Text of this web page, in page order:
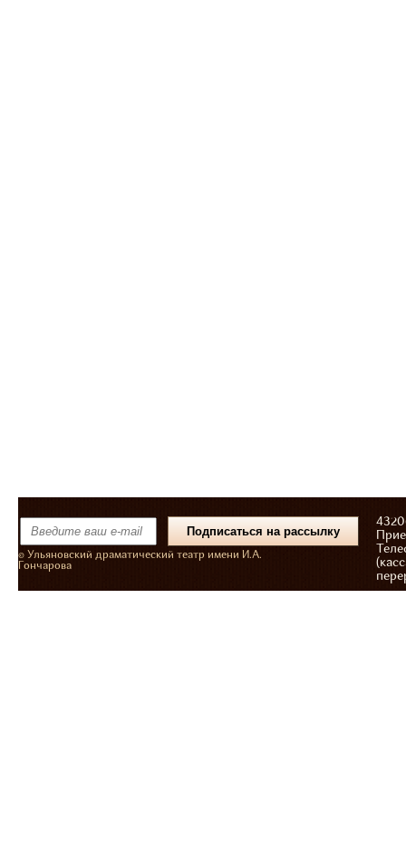
© Ульяновский драматический театр имени И.А.
Гончарова